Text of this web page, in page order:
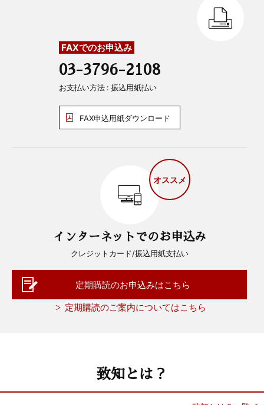
FAXでのお申込み
03-3796-2108
お支払い方法 : 振込用紙払い
FAX申込用紙ダウンロード
オススメ
インターネットでのお申込み
クレジットカード/振込用紙支払い
定期購読のお申込みはこちら
定期購読のご案内についてはこちら
致知とは？